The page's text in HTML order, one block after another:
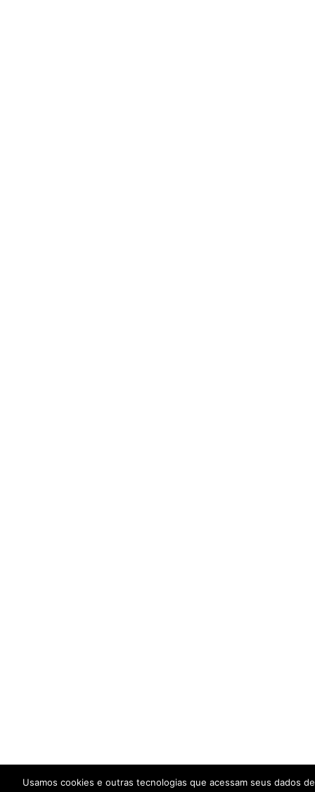
Usamos cookies e outras tecnologias que acessam seus dados